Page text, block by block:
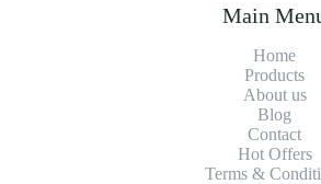
Main
Home
Products
About us
Blog
Contact
Hot Offers
Terms &